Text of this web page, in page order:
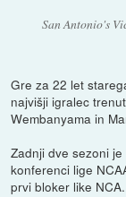
San Antonio's
Gre za 22 let
najvišji igralec
Wembanyama in
Zadnji dve sezoni
konferenci lige
prvi bloker like